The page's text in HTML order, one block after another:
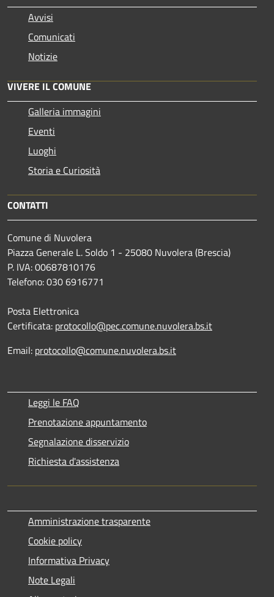
Avvisi
Comunicati
Notizie
VIVERE IL COMUNE
Galleria immagini
Eventi
Luoghi
Storia e Curiosità
CONTATTI
Comune di Nuvolera
Piazza Generale L. Soldo 1 - 25080 Nuvolera (Brescia)
P. IVA: 00687810176
Telefono: 030 6916771
Posta Elettronica
Certificata: protocollo@pec.comune.nuvolera.bs.it
Email: protocollo@comune.nuvolera.bs.it
Leggi le FAQ
Prenotazione appuntamento
Segnalazione disservizio
Richiesta d'assistenza
Amministrazione trasparente
Cookie policy
Informativa Privacy
Note Legali